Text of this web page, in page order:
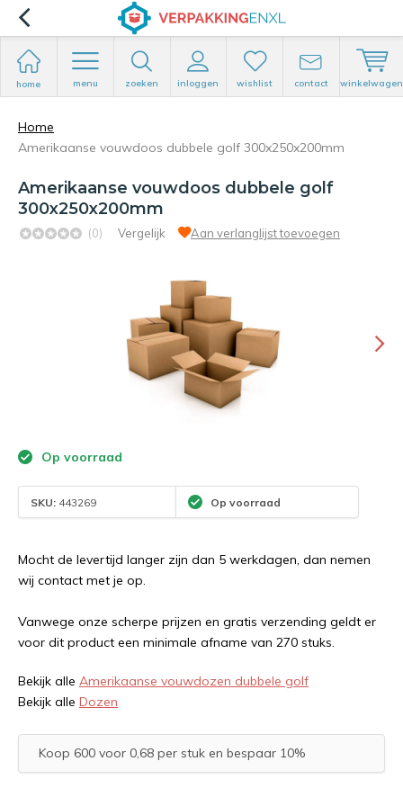
home menu zoeken inloggen wishlist contact winkelwagen
Home
Amerikaanse vouwdoos dubbele golf 300x250x200mm
Amerikaanse vouwdoos dubbele golf
300x250x200mm
(0) Vergelijk Aan verlanglijst toevoegen
Op voorraad
SKU: 443269 Op voorraad
Mocht de levertijd langer zijn dan 5 werkdagen, dan nemen
wij contact met je op.
Vanwege onze scherpe prijzen en gratis verzending geldt er
voor dit product een minimale afname van 270 stuks.
Bekijk alle Amerikaanse vouwdozen dubbele golf
Bekijk alle Dozen
Koop 600 voor 0,68 per stuk en bespaar 10%